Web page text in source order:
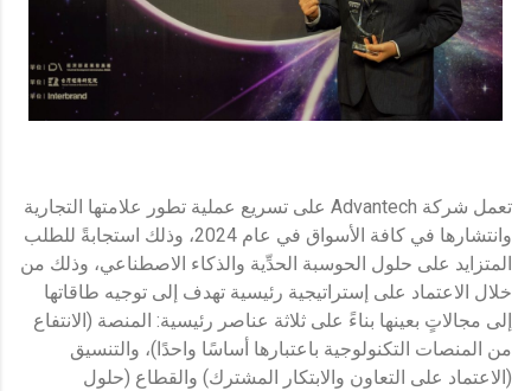
تعمل شركة Advantech على تسريع عملية تطور علامتها التجارية
وانتشارها في كافة الأسواق في عام 2024، وذلك استجابةً للطلب
المتزايد على حلول الحوسبة الحدِّية والذكاء الاصطناعي، وذلك من
خلال الاعتماد على إستراتيجية رئيسية تهدف إلى توجيه طاقاتها
إلى مجالاتٍ بعينها بناءً على ثلاثة عناصر رئيسية: المنصة (الانتفاع
من المنصات التكنولوجية باعتبارها أساسًا واحدًا)، والتنسيق
(الاعتماد على التعاون والابتكار المشترك) والقطاع (حلول